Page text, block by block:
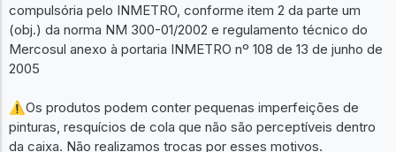
compulsória pelo INMETRO, conforme item 2 da parte um
(obj.) da norma NM 300-01/2002 e regulamento técnico do
Mercosul anexo à portaria INMETRO nº 108 de 13 de junho de
2005
⚠Os produtos podem conter pequenas imperfeições de
pinturas, resquícios de cola que não são perceptíveis dentro
da caixa. Não realizamos trocas por esses motivos.